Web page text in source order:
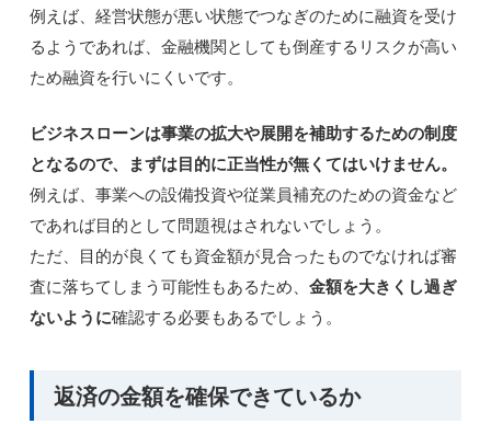
例えば、経営状態が悪い状態でつなぎのために融資を受け
るようであれば、金融機関としても倒産するリスクが高い
ため融資を行いにくいです。
ビジネスローンは事業の拡大や展開を補助するための制度
となるので、まずは目的に正当性が無くてはいけません。
例えば、事業への設備投資や従業員補充のための資金など
であれば目的として問題視はされないでしょう。
ただ、目的が良くても資金額が見合ったものでなければ審
査に落ちてしまう可能性もあるため、金額を大きくし過ぎ
ないように確認する必要もあるでしょう。
返済の金額を確保できているか